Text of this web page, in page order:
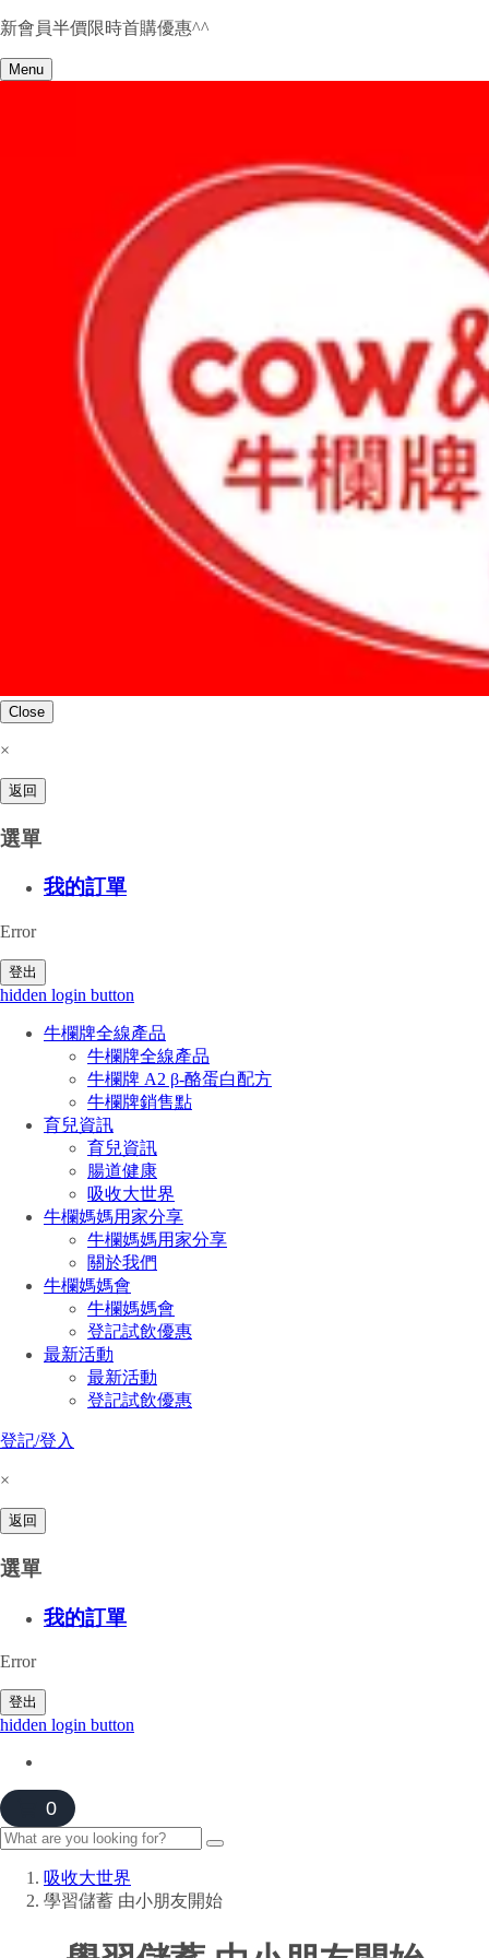
新會員半價限時首購優惠^^
Menu
Close
×
返回
選單
我的訂單
Error
登出
hidden login button
牛欄牌全線產品
牛欄牌全線產品
牛欄牌 A2 β-酪蛋白配方
牛欄牌銷售點
育兒資訊
育兒資訊
腸道健康
吸收大世界
牛欄媽媽用家分享
牛欄媽媽用家分享
關於我們
牛欄媽媽會
牛欄媽媽會
登記試飲優惠
最新活動
最新活動
登記試飲優惠
登記/登入
×
返回
選單
我的訂單
Error
登出
hidden login button
0
吸收大世界
學習儲蓄 由小朋友開始